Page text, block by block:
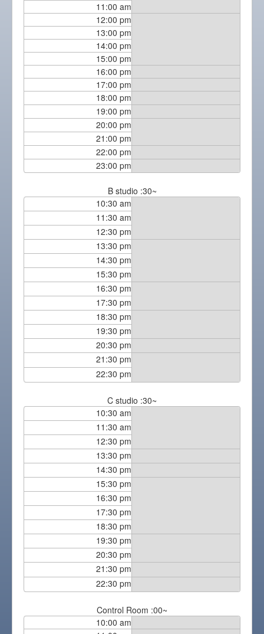
11:00 am
12:00 pm
13:00 pm
14:00 pm
15:00 pm
16:00 pm
17:00 pm
18:00 pm
19:00 pm
20:00 pm
21:00 pm
22:00 pm
23:00 pm
B studio :30~
10:30 am
11:30 am
12:30 pm
13:30 pm
14:30 pm
15:30 pm
16:30 pm
17:30 pm
18:30 pm
19:30 pm
20:30 pm
21:30 pm
22:30 pm
C studio :30~
10:30 am
11:30 am
12:30 pm
13:30 pm
14:30 pm
15:30 pm
16:30 pm
17:30 pm
18:30 pm
19:30 pm
20:30 pm
21:30 pm
22:30 pm
Control Room :00~
10:00 am